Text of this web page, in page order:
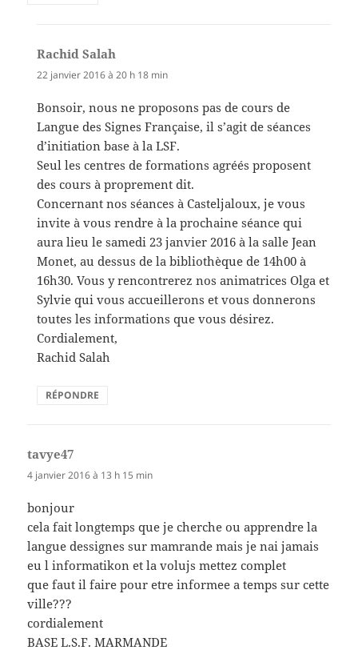
Rachid Salah
22 janvier 2016 à 20 h 18 min
Bonsoir, nous ne proposons pas de cours de
Langue des Signes Française, il s’agit de séances
d’initiation base à la LSF.
Seul les centres de formations agréés proposent
des cours à proprement dit.
Concernant nos séances à Casteljaloux, je vous
invite à vous rendre à la prochaine séance qui
aura lieu le samedi 23 janvier 2016 à la salle Jean
Monet, au dessus de la bibliothèque de 14h00 à
16h30. Vous y rencontrerez nos animatrices Olga et
Sylvie qui vous accueillerons et vous donnerons
toutes les informations que vous désirez.
Cordialement,
Rachid Salah
RÉPONDRE
tavye47
4 janvier 2016 à 13 h 15 min
bonjour
cela fait longtemps que je cherche ou apprendre la
langue dessignes sur mamrande mais je nai jamais
eu l informatikon et la volujs mettez complet
que faut il faire pour etre informee a temps sur cette
ville???
cordialement
BASE L.S.F. MARMANDE